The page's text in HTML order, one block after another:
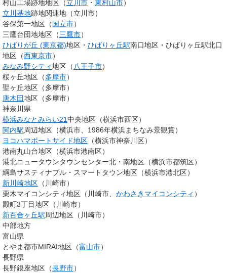
村山工場跡地地区（立川市 ・ 東村山市）
立川基地跡地関連地（立川市）
谷保第一地区（国立市）
三鷹台団地地区（三鷹市）
ひばりが丘 (東京都)地区・ ひばりヶ丘駅南口地区・ひばりヶ丘駅北口
地区（西東京市）
みなみ野シティ地区（ 八王子市）
桜ヶ丘地区（多摩市）
聖ヶ丘地区（多摩市）
唐木田地区（多摩市）
神奈川県
横浜みなとみらい21中央地区（横浜市西区）
関内駅周辺地区（横浜市、1986年横浜まちなみ景観賞）
ヨコハマポートサイド地区 （横浜市神奈川区）
港南丸山台地区（横浜市港南区）
港北ニュータウンタウンセンター北・南地区（横浜市都筑区）
綱島サスティナブル・スマートタウン地区（横浜市港北区）
新川崎地区 （川崎市）
栗木マイコンシティ地区（川崎市、 かわさきマイコンシティ ）
殿町3丁目地区（川崎市）
新百合ヶ丘駅周辺地区（川崎市）
中部地方
富山県
とやま都市MIRAI地区（富山市）
長野県
長野銀座地区（長野市）